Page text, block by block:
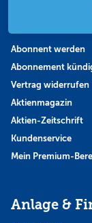
Abonnent werden
Abonnement
Vertrag widerrufen
Aktienmagazin
Aktien-Zeitschrift
Kundenservice
Mein Premium-
Anlage &